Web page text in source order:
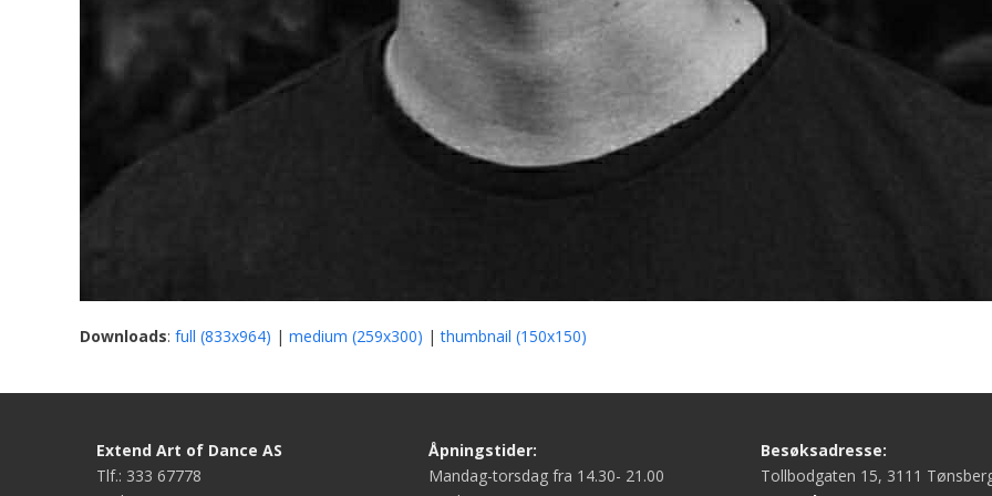
Downloads: full (833x964) | medium (259x300) |thumbnail (150x150)
Extend Art of Dance AS
Tlf.: 333 67778
Åpningstider:
Mandag-torsdag fra 14.30- 21.00
Besøksadresse:
Tollbodgaten 15, 3111